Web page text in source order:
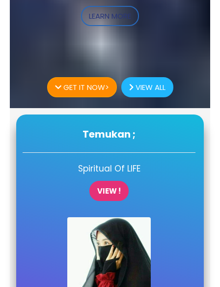
LEARN MORE
GET IT NOW> VIEW ALL
Temukan ;
Spiritual Of LIFE
VIEW !